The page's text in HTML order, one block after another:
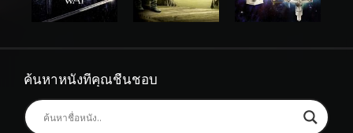
ค้นหาหนังที่คุณชื่นชอบ